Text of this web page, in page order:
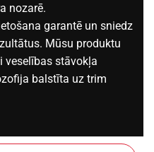
nozarē.
garantē un sniedz
Mūsu produktu
veselības stāvokļa
balstīta uz trim